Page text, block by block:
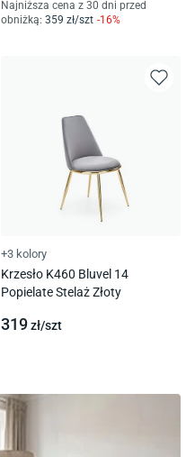
Najniższa cena z 30 dni przed
obniżką: 359 zł/szt -16%
+3 kolory
Krzesło K460 Bluvel 14
Popielate Stelaż Złoty
319zł/szt